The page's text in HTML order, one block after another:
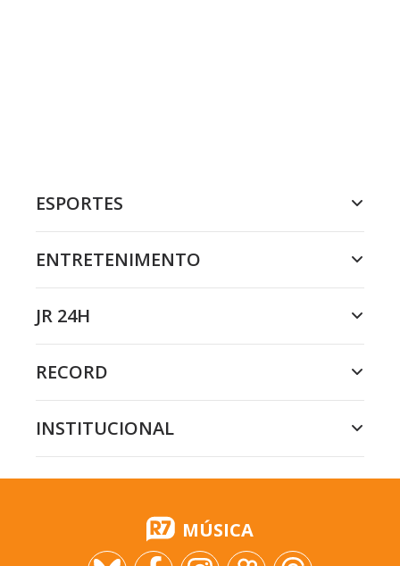
ESPORTES
ENTRETENIMENTO
JR 24H
RECORD
INSTITUCIONAL
MÚSICA